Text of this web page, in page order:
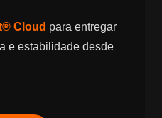
Cloud para entregar
e estabilidade desde